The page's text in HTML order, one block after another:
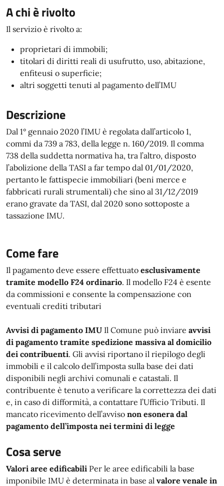
A chi è rivolto
Il servizio è rivolto a:
proprietari di immobili;
titolari di diritti reali di usufrutto, uso, abitazione,
enfiteusi o superficie;
altri soggetti tenuti al pagamento dell’IMU
Descrizione
Dal 1° gennaio 2020 l’IMU è regolata dall’articolo 1,
commi da 739 a 783, della legge n. 160/2019. Il comma
738 della suddetta normativa ha, tra l’altro, disposto
l’abolizione della TASI a far tempo dal 01/01/2020,
pertanto le fattispecie immobiliari (beni merce e
fabbricati rurali strumentali) che sino al 31/12/2019
erano gravate da TASI, dal 2020 sono sottoposte a
tassazione IMU.
Come fare
Il pagamento deve essere effettuato esclusivamente
tramite modello F24 ordinario. Il modello F24 è esente
da commissioni e consente la compensazione con
eventuali crediti tributari
Avvisi di pagamento IMU Il Comune può inviare avvisi
di pagamento tramite spedizione massiva al domicilio
dei contribuenti. Gli avvisi riportano il riepilogo degli
immobili e il calcolo dell’imposta sulla base dei dati
disponibili negli archivi comunali e catastali. Il
contribuente è tenuto a verificare la correttezza dei dati
e, in caso di difformità, a contattare l’Ufficio Tributi. Il
mancato ricevimento dell’avviso non esonera dal
pagamento dell’imposta nei termini di legge
Cosa serve
Valori aree edificabili Per le aree edificabili la base
imponibile IMU è determinata in base al valore venale in